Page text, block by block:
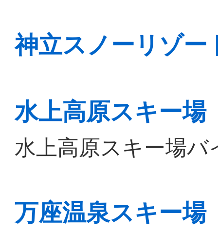
神立スノーリゾー
水上高原スキー場
水上高原スキー場バ
万座温泉スキー場